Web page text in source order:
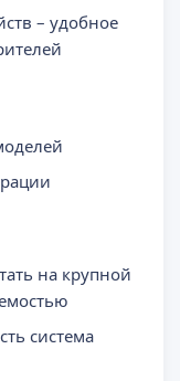
– удобное
на крупной
система